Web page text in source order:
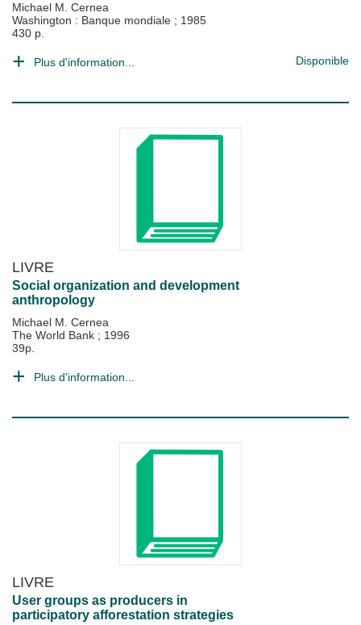
Michael M. Cernea
Washington : Banque mondiale ; 1985
430 p.
Plus d'information... Disponible
LIVRE
Social organization and development
anthropology
Michael M. Cernea
The World Bank ; 1996
39p.
Plus d'information...
LIVRE
User groups as producers in
participatory afforestation strategies